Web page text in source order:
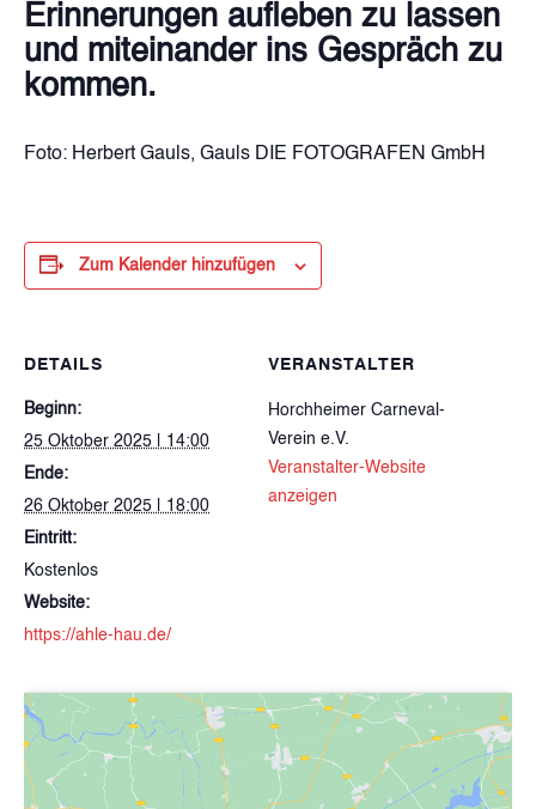
Erinnerungen aufleben zu lassen
und miteinander ins Gespräch zu
kommen.
Foto: Herbert Gauls, Gauls DIE FOTOGRAFEN GmbH
Zum Kalender hinzufügen
DETAILS
Beginn:
25 Oktober 2025 | 14:00
Ende:
26 Oktober 2025 | 18:00
Eintritt:
Kostenlos
Website:
https://ahle-hau.de/
VERANSTALTER
Horchheimer Carneval-
Verein e.V.
Veranstalter-Website
anzeigen